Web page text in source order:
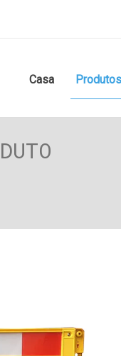
Casa Produtos